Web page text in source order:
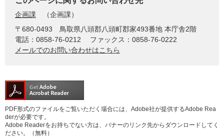
企画課
企画課
〒680-0493
鳥取県八頭郡八頭町郡家493番地 本庁舎2階
電話：0858-76-0212
ファックス：0858-76-0222
メールでのお問い合わせはこちら
PDF形式のファイルをご覧いただく場合には、Adobe社が提供するAdobe Rea
derが必要です。
Adobe Readerをお持ちでない方は、バナーのリンク先からダウンロードしてく
ださい。（無料）